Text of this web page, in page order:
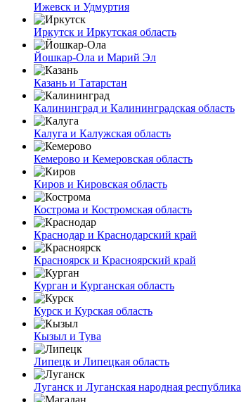
Ижевск и Удмуртия
Иркутск и Иркутская область
Йошкар-Ола и Марий Эл
Казань и Татарстан
Калининград и Калининградская область
Калуга и Калужская область
Кемерово и Кемеровская область
Киров и Кировская область
Кострома и Костромская область
Краснодар и Краснодарский край
Красноярск и Красноярский край
Курган и Курганская область
Курск и Курская область
Кызыл и Тува
Липецк и Липецкая область
Луганск и Луганская народная республика